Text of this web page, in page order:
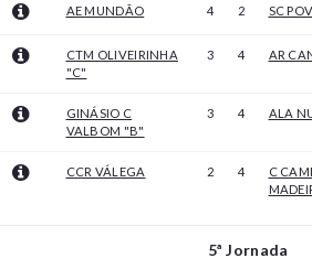
AE MUNDÃO 4 2 SC
CTM OLIVEIRINHA
"C"
3 4 AR
GINÁSIO C
VALBOM "B"
3 4 ALA
CCR VÁLEGA 2 4
C
5ª Jornada